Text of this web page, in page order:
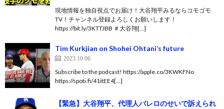
現地情報を独自視点でお届け！大谷翔平みるならコモゴモ
TV！チャンネル登録よろしくお願いします！
https://bit.ly/3KTTJBB ＃大谷翔[…]
Tim Kurkjian on Shohei Ohtani’s future
2023.10.06
Subscribe to the podcast! https://apple.co/3KWKFNo
https://spoti.fi/41itEE4[…]
【緊急】大谷翔平、代理人バレロのせいで訴えられ